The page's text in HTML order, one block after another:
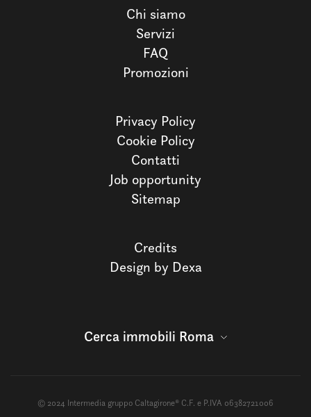
Chi siamo
Servizi
FAQ
Promozioni
Privacy Policy
Cookie Policy
Contatti
Job opportunity
Sitemap
Credits
Design by Dexa
Cerca immobili Roma
© 2024 Intermedia gruppo Caltagirone® C.F. e P.IVA 06382721006